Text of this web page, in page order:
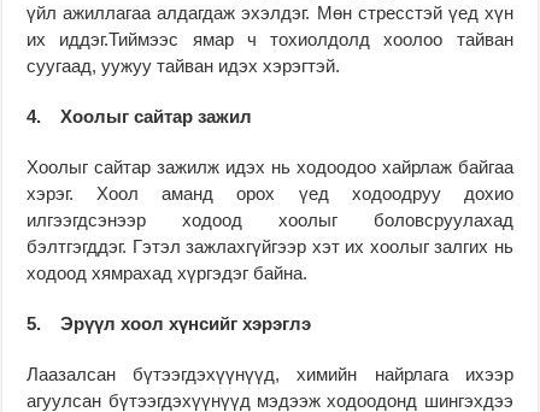
үйл ажиллагаа алдагдаж эхэлдэг. Мөн стресстэй үед хүн
их иддэг.Тиймээс ямар ч тохиолдолд хоолоо тайван
суугаад, уужуу тайван идэх хэрэгтэй.
4. Хоолыг сайтар зажил
Хоолыг сайтар зажилж идэх нь ходоодоо хайрлаж байгаа
хэрэг. Хоол аманд орох үед ходоодруу дохио
илгээгдсэнээр ходоод хоолыг боловсруулахад
бэлтгэгддэг. Гэтэл зажлахгүйгээр хэт их хоолыг залгих нь
ходоод хямрахад хүргэдэг байна.
5. Эрүүл хоол хүнсийг хэрэглэ
Лаазалсан бүтээгдэхүүнүүд, химийн найрлага ихээр
агуулсан бүтээгдэхүүнүүд мэдээж ходоодонд шингэхдээ